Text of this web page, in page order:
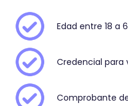
Edad entre 18 a
Credencial para
Comprobante